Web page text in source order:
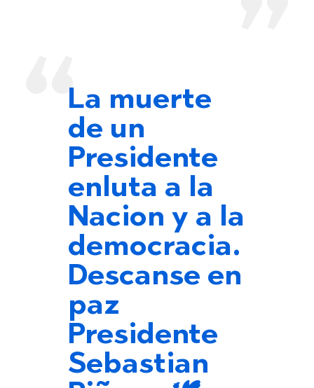
La muerte
de un
Presidente
enluta a la
Nacion y a la
democracia.
Descanse en
paz
Presidente
Sebastian